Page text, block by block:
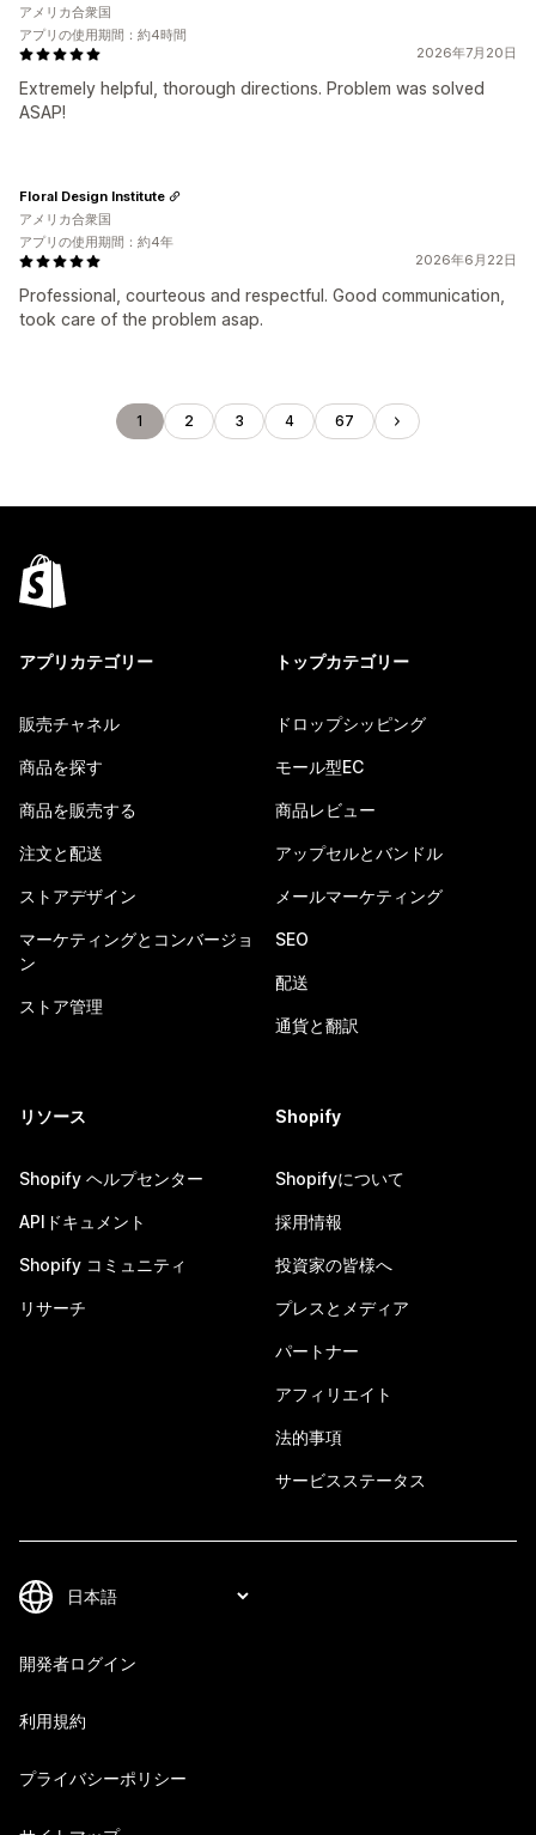
2026年7月20日
Extremely helpful, thorough directions. Problem was solved
ASAP!
アメリカ合衆国
アプリの使用期間：約4時間
2026年6月22日
Professional, courteous and respectful. Good communication,
took care of the problem asap.
Floral Design Institute
アメリカ合衆国
アプリの使用期間：約4年
1 2 3 4 67
アプリカテゴリー
販売チャネル
商品を探す
商品を販売する
注文と配送
ストアデザイン
マーケティングとコンバージョ
ン
ストア管理
トップカテゴリー
ドロップシッピング
モール型EC
商品レビュー
アップセルとバンドル
メールマーケティング
SEO
配送
通貨と翻訳
リソース
Shopify ヘルプセンター
APIドキュメント
Shopify コミュニティ
リサーチ
Shopify
Shopifyについて
採用情報
投資家の皆様へ
プレスとメディア
パートナー
アフィリエイト
法的事項
サービスステータス
開発者ログイン
利用規約
プライバシーポリシー